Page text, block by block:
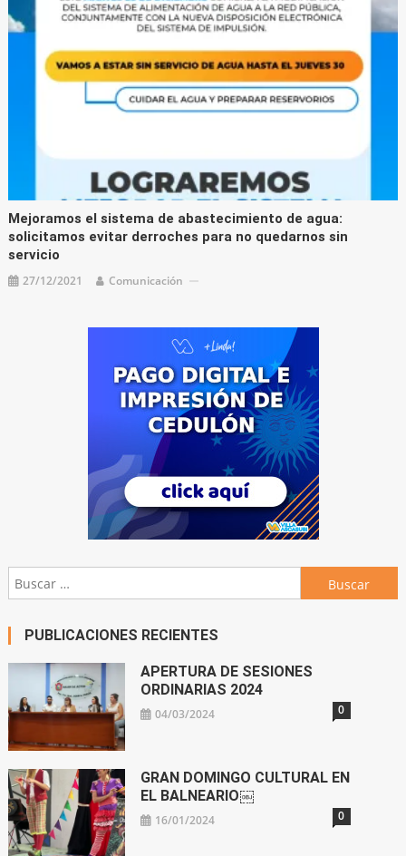
Mejoramos el sistema de abastecimiento de agua:
solicitamos evitar derroches para no quedarnos sin
servicio
27/12/2021 Comunicación
Buscar:
PUBLICACIONES RECIENTES
APERTURA DE SESIONES
ORDINARIAS 2024
04/03/2024 0
GRAN DOMINGO CULTURAL EN
EL BALNEARIO￼
16/01/2024 0